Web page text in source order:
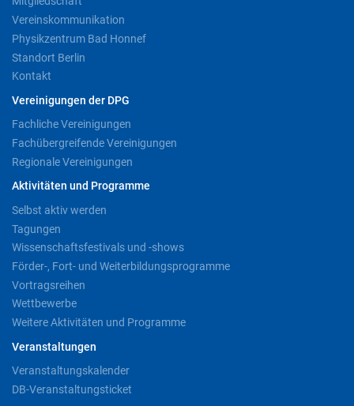
Vereinskommunikation
Physikzentrum Bad Honnef
Standort Berlin
Kontakt
Vereinigungen der DPG
Fachliche Vereinigungen
Fachübergreifende Vereinigungen
Regionale Vereinigungen
Aktivitäten und Programme
Selbst aktiv werden
Tagungen
Wissenschaftsfestivals und -shows
Förder-, Fort- und Weiterbildungsprogramme
Vortragsreihen
Wettbewerbe
Weitere Aktivitäten und Programme
Veranstaltungen
Veranstaltungskalender
DB-Veranstaltungsticket